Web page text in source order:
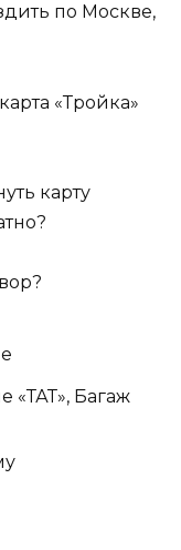
по Москве,
«Тройка»
карту
«ТАТ», Багаж